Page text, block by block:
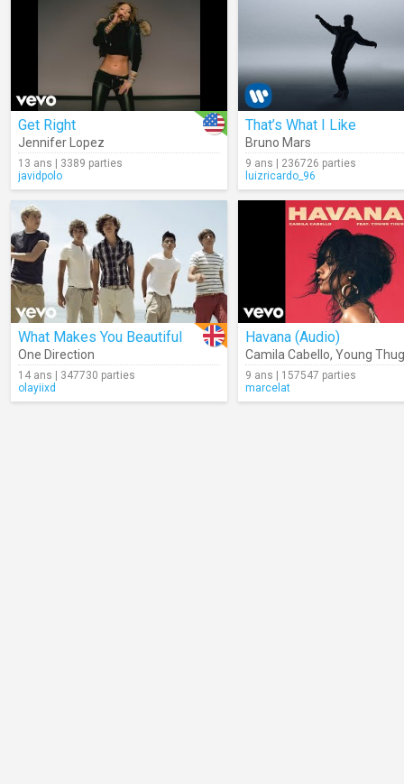
Get Right
Jennifer Lopez
13 ans | 3389 parties
javidpolo
That’s What I Like
Bruno Mars
9 ans | 236726 parties
luizricardo_96
What Makes You Beautiful
One Direction
14 ans | 347730 parties
olayiixd
Havana (Audio)
Camila Cabello, Young Thug
9 ans | 157547 parties
marcelat